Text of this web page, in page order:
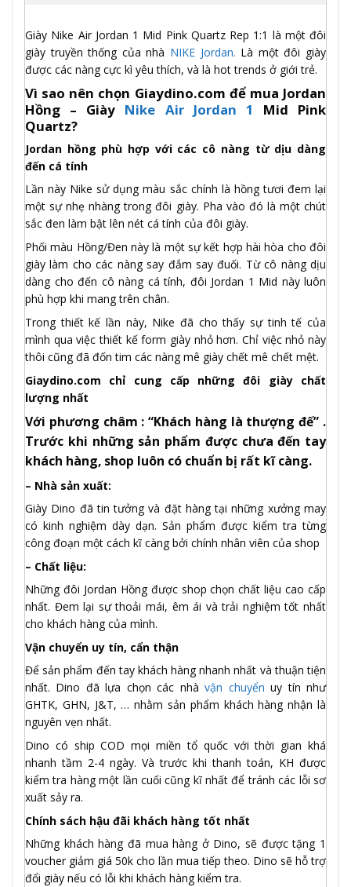
Giày Nike Air Jordan 1 Mid Pink Quartz Rep 1:1 là một đôi
giày truyền thống của nhà NIKE Jordan. Là một đôi giày
được các nàng cực kì yêu thích, và là hot trends ở giới trẻ.
Vì sao nên chọn Giaydino.com để mua Jordan
Hồng – Giày Nike Air Jordan 1
Mid Pink
Quartz?
Jordan hồng phù hợp với các cô nàng từ dịu dàng
đến cá tính
Lần này Nike sử dụng màu sắc chính là hồng tươi đem lại
một sự nhẹ nhàng trong đôi giày. Pha vào đó là một chút
sắc đen làm bật lên nét cá tính của đôi giày.
Phối màu Hồng/Đen này là một sự kết hợp hài hòa cho đôi
giày làm cho các nàng say đắm say đuối. Từ cô nàng dịu
dàng cho đến cô nàng cá tính, đôi Jordan 1 Mid này luôn
phù hợp khi mang trên chân.
Trong thiết kế lần này, Nike đã cho thấy sự tinh tế của
mình qua việc thiết kế form giày nhỏ hơn. Chỉ việc nhỏ này
thôi cũng đã đốn tim các nàng mê giày chết mê chết mệt.
Giaydino.com chỉ cung cấp những đôi giày chất
lượng nhất
Với phương châm : “Khách hàng là thượng đế” .
Trước khi những sản phẩm được chưa đến tay
khách hàng, shop luôn có chuẩn bị rất kĩ càng.
– Nhà sản xuất:
Giày Dino đã tin tưởng và đặt hàng tại những xưởng may
có kinh nghiệm dày dạn. Sản phẩm được kiểm tra từng
công đoạn một cách kĩ càng bởi chính nhân viên của shop
– Chất liệu:
Những đôi Jordan Hồng được shop chọn chất liệu cao cấp
nhất. Đem lại sự thoải mái, êm ái và trải nghiệm tốt nhất
cho khách hàng của mình.
Vận chuyển uy tín, cẩn thận
Để sản phẩm đến tay khách hàng nhanh nhất và thuận tiện
nhất. Dino đã lựa chọn các nhàvận chuyển uy tín như
GHTK, GHN, J&T, … nhằm sản phẩm khách hàng nhận là
nguyên vẹn nhất.
Dino có ship COD mọi miền tổ quốc với thời gian khá
nhanh tầm 2-4 ngày. Và trước khi thanh toán, KH được
kiểm tra hàng một lần cuối cũng kĩ nhất để tránh các lỗi sơ
xuất sảy ra.
Chính sách hậu đãi khách hàng tốt nhất
Những khách hàng đã mua hàng ở Dino, sẽ được tặng 1
voucher giảm giá 50k cho lần mua tiếp theo. Dino sẽ hỗ trợ
đổi giày nếu có lỗi khi khách hàng kiểm tra.